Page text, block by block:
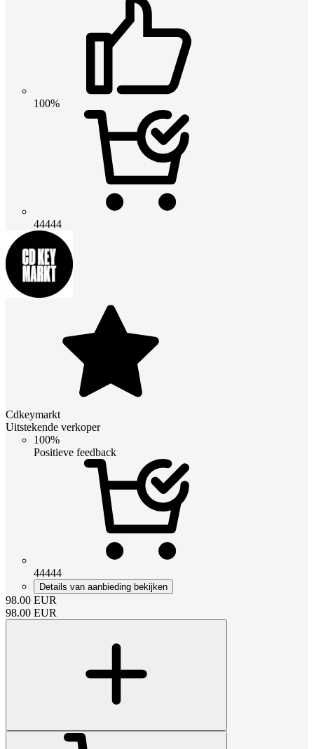
100%
44444
Cdkeymarkt
Uitstekende verkoper
100%
Positieve feedback
44444
Details van aanbieding bekijken
98.00 EUR
98.00 EUR